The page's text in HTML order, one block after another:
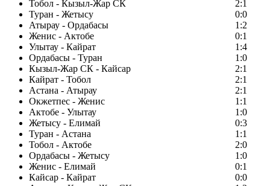
Тобол - Кызыл-Жар СК
2:1
Туран - Жетысу
0:0
Атырау - Ордабасы
1:2
Женис - Актобе
0:1
Улытау - Кайрат
1:4
Ордабасы - Туран
1:0
Кызыл-Жар СК - Кайсар
2:1
Кайрат - Тобол
2:1
Астана - Атырау
2:1
Окжетпес - Женис
1:1
Актобе - Улытау
1:0
Жетысу - Елимай
0:3
Туран - Астана
1:1
Тобол - Актобе
2:0
Ордабасы - Жетысу
1:0
Женис - Елимай
0:1
Кайсар - Кайрат
0:0